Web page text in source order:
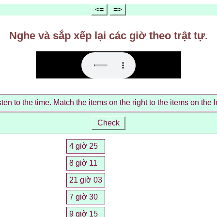
<= =>
Nghe và sắp xếp lại các giờ theo trật tự.
to the time. Match the items on the right to the items on the
Check
4 giờ 25
8 giờ 11
21 giờ 03
7 giờ 30
9 giờ 15